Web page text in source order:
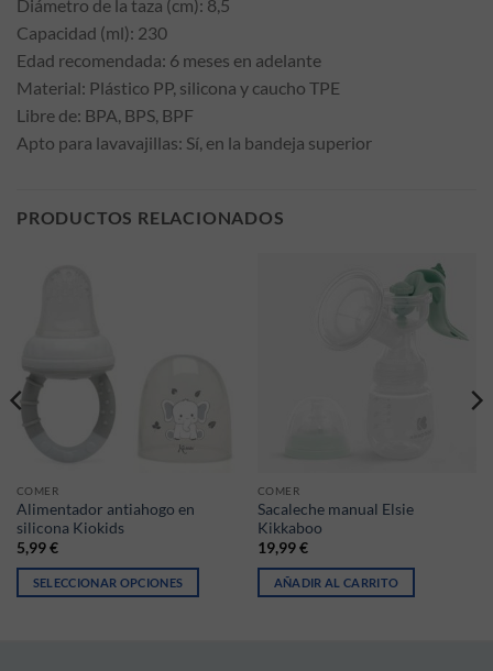
Diámetro de la taza (cm): 8,5
Capacidad (ml): 230
Edad recomendada: 6 meses en adelante
Material: Plástico PP, silicona y caucho TPE
Libre de: BPA, BPS, BPF
Apto para lavavajillas: Sí, en la bandeja superior
PRODUCTOS RELACIONADOS
COMER
Alimentador antiahogo en
silicona Kiokids
5,99€
SELECCIONAR OPCIONES
COMER
Sacaleche manual Elsie
Kikkaboo
19,99€
AÑADIR AL CARRITO